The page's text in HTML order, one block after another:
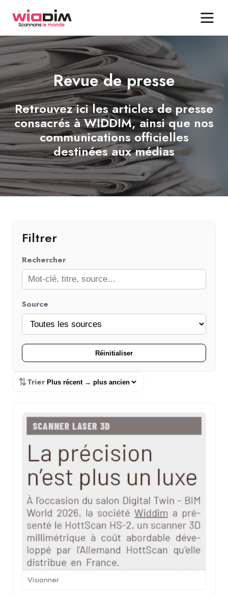
Revue de presse
Retrouvez ici les articles de presse
consacrés à WIDDIM, ainsi que nos
communications officielles
destinées aux médias
Filtrer
Rechercher
Source
Réinitialiser
⇅Trier
Visionner